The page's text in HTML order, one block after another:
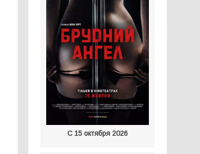
С 15 октября 2026